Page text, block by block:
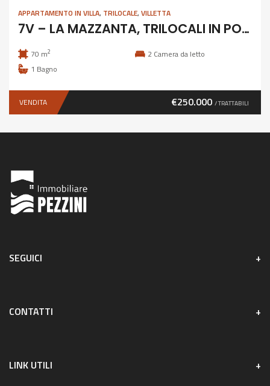
APPARTAMENTO IN VILLA, TRILOCALE,VILLETTA
7V – LA MAZZANTA, TRILOCALI IN POSIZIONE ESCLUSIVA
70 m2 2 Camera da letto
1 Bagno
VENDITA €250.000 / TRATTABILI
SEGUICI
CONTATTI
LINK UTILI